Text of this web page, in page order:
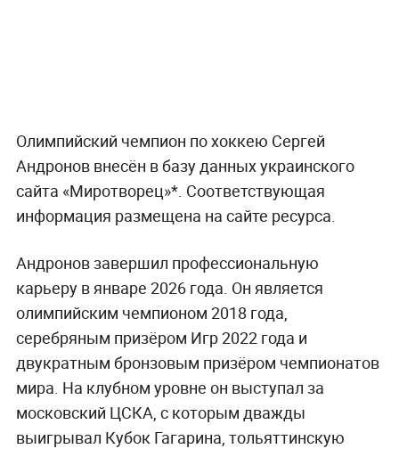
Олимпийский чемпион по хоккею Сергей
Андронов внесён в базу данных украинского
сайта «Миротворец»*. Соответствующая
информация размещена на сайте ресурса.
Андронов завершил профессиональную
карьеру в январе 2026 года. Он является
олимпийским чемпионом 2018 года,
серебряным призёром Игр 2022 года и
двукратным бронзовым призёром чемпионатов
мира. На клубном уровне он выступал за
московский ЦСКА, с которым дважды
выигрывал Кубок Гагарина, тольяттинскую